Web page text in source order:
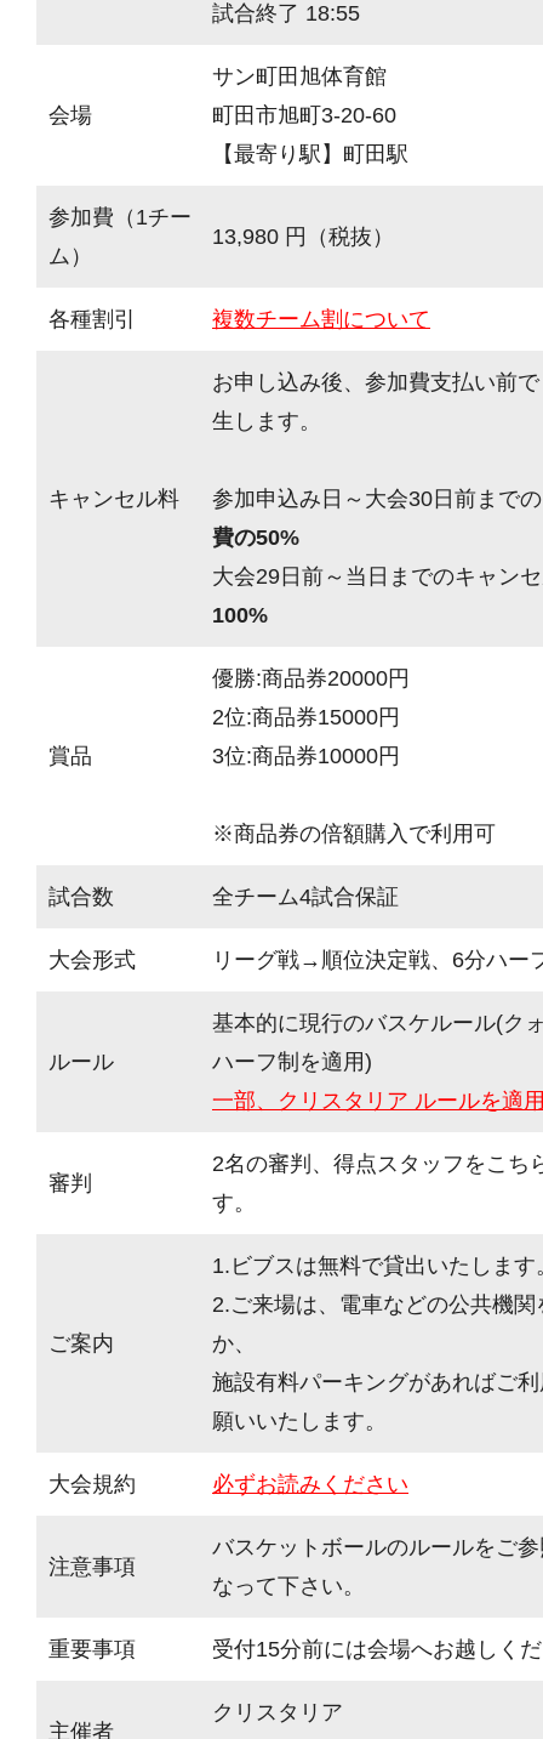
試合終了 18:55
会場
サン町田旭体育館
町田市旭町3-20-60
【最寄り駅】町田駅
参加費（1チー
ム）
13,980 円（税抜）
各種割引 複数チーム割について
キャンセル料
お申し込み後、参加費支払い前
生します。
参加申込み日～大会30日前まで
費の50%
大会29日前～当日までのキャン
100%
賞品
優勝:商品券20000円
2位:商品券15000円
3位:商品券10000円
※商品券の倍額購入で利用可
試合数 全チーム4試合保証
大会形式 リーグ戦→順位決定戦、6分ハー
ルール
基本的に現行のバスケルール(ク
ハーフ制を適用)
一部、クリスタリア ルールを適
審判
2名の審判、得点スタッフをこち
す。
ご案内
1.ビブスは無料で貸出いたします
2.ご来場は、電車などの公共機
か、
施設有料パーキングがあればご
願いいたします。
大会規約 必ずお読みください
注意事項
バスケットボールのルールをご
なって下さい。
重要事項 受付15分前には会場へお越しく
主催者
クリスタリア